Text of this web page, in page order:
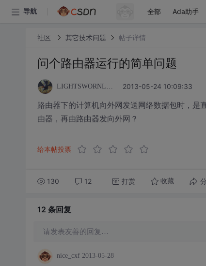
导航 全部 Ada助手
社区 其它技术问题 帖子详情
问个路由器运行的简单问题
LIGHTSWORNLEIHAO 2013-05-24 10:09:33
路由器下的计算机向外网发送网络数据包时，是
由器，再由路由器发向外网？
给本帖投票
130 12 打赏 收藏
12 条回复
请发表友善的回复…
nice_cxf 2013-05-28